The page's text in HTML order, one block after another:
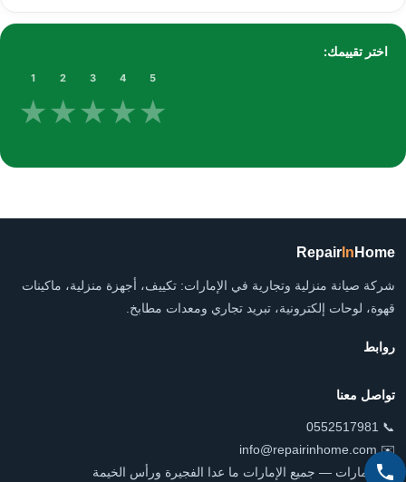
اختر تقييمك:
1
★
2
★
3
★
4
★
5
★
Repair In Home
شركة صيانة منزلية وتجارية في الإمارات: تكييف، أجهزة منزلية، ماكينات
قهوة، لوحات إلكترونية، تبريد تجاري ومعدات مطابخ.
روابط
تواصل معنا
📞 0552517981
✉️ info@repairinhome.com
📍 الإمارات — جميع الإمارات ما عدا الفجيرة ورأس الخيمة